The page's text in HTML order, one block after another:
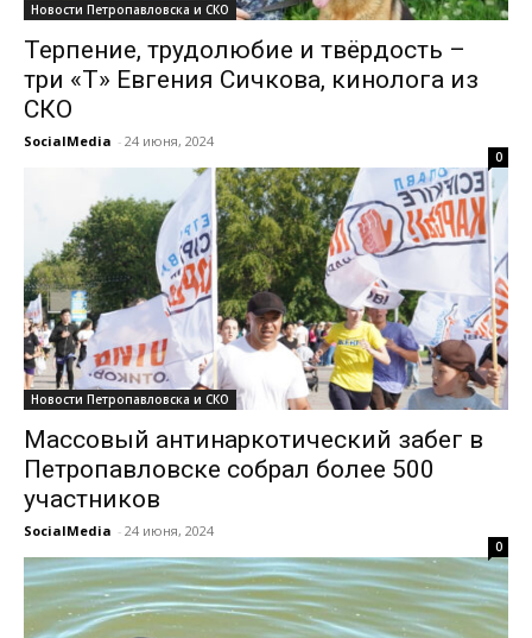
Новости Петропавловска и СКО
Терпение, трудолюбие и твёрдость –
три «Т» Евгения Сичкова, кинолога из
СКО
SocialMedia - 24 июня, 2024
0
Новости Петропавловска и СКО
Массовый антинаркотический забег в
Петропавловске собрал более 500
участников
SocialMedia - 24 июня, 2024
0